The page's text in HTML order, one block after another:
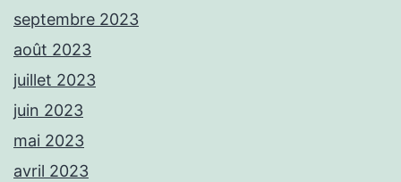
septembre 2023
août 2023
juillet 2023
juin 2023
mai 2023
avril 2023